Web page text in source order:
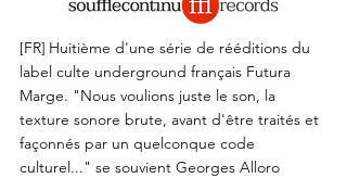
[FR] Huitième d'une série de rééditions du
label culte underground français Futura
Marge. "Nous voulions juste le son, la
texture sonore brute, avant d'être traités et
façonnés par un quelconque code
culturel..." se souvient Georges Alloro